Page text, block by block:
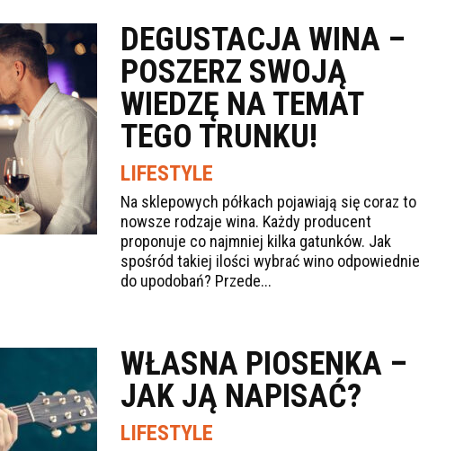
DEGUSTACJA WINA –
POSZERZ SWOJĄ
WIEDZĘ NA TEMAT
TEGO TRUNKU!
LIFESTYLE
Na sklepowych półkach pojawiają się coraz to
nowsze rodzaje wina. Każdy producent
proponuje co najmniej kilka gatunków. Jak
spośród takiej ilości wybrać wino odpowiednie
do upodobań? Przede...
WŁASNA PIOSENKA –
JAK JĄ NAPISAĆ?
LIFESTYLE